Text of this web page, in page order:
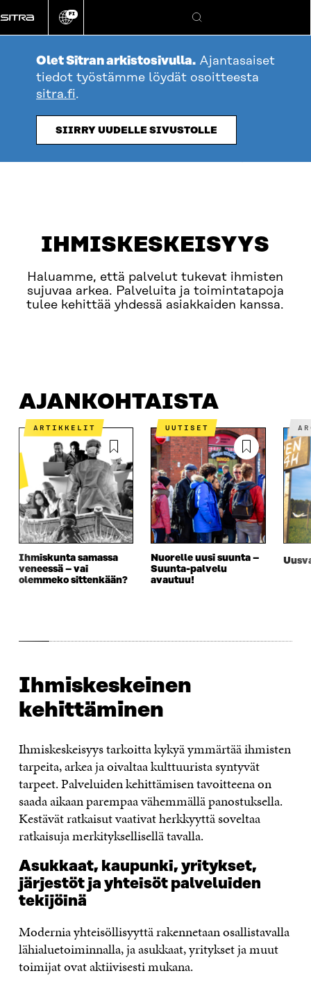
suoraan
sisältöön
Vaihda
kieli
FI
Hae
Olet Sitran arkistosivulla. Ajantasaiset
tiedot työstämme löydät osoitteesta
sitra.fi.
SIIRRY UUDELLE SIVUSTOLLE
IHMISKESKEISYYS
Haluamme, että palvelut tukevat ihmisten
sujuvaa arkea. Palveluita ja toimintatapoja
tulee kehittää yhdessä asiakkaiden kanssa.
table_of_contents
AJANKOHTAISTA
ARTIKKELIT
Ihmiskunta samassa
veneessä – vai
olemmeko sittenkään?
UUTISET
Nuorelle uusi suunta –
Suunta-palvelu
avautuu!
Ihmiskeskeinen
kehittäminen
Ihmiskeskeisyys tarkoitta kykyä ymmärtää ihmisten
tarpeita, arkea ja oivaltaa kulttuurista syntyvät
tarpeet. Palveluiden kehittämisen tavoitteena on
saada aikaan parempaa vähemmällä panostuksella.
Kestävät ratkaisut vaativat herkkyyttä soveltaa
ratkaisuja merkityksellisellä tavalla.
Asukkaat, kaupunki, yritykset,
järjestöt ja yhteisöt palveluiden
tekijöinä
Modernia yhteisöllisyyttä rakennetaan osallistavalla
lähialuetoiminnalla, ja asukkaat, yritykset ja muut
toimijat ovat aktiivisesti mukana.